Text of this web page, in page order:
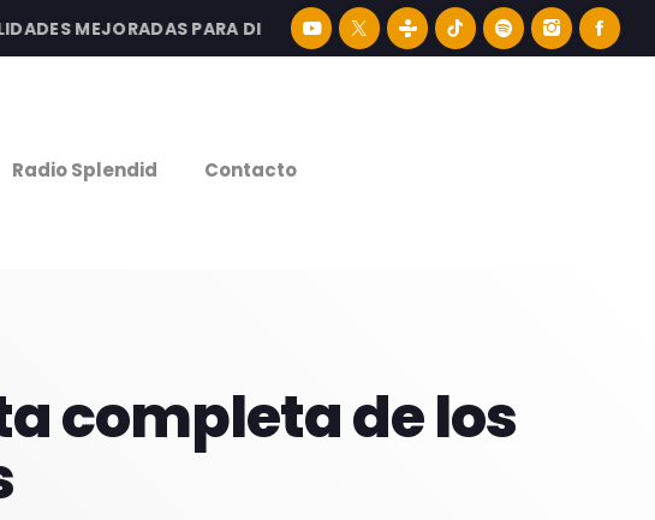
MEJORADAS PARA DISFRUTAR LA MEJOR MÚSICA LATINA Y
Radio Splendid Contacto
completa de los